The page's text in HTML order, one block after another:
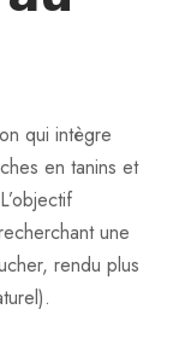
qui intègre
en tanins et
une
rendu plus